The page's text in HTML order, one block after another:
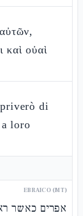
καὶ οὐαὶ
di
loro
EBRAICO (MT)
אפרים כאשר